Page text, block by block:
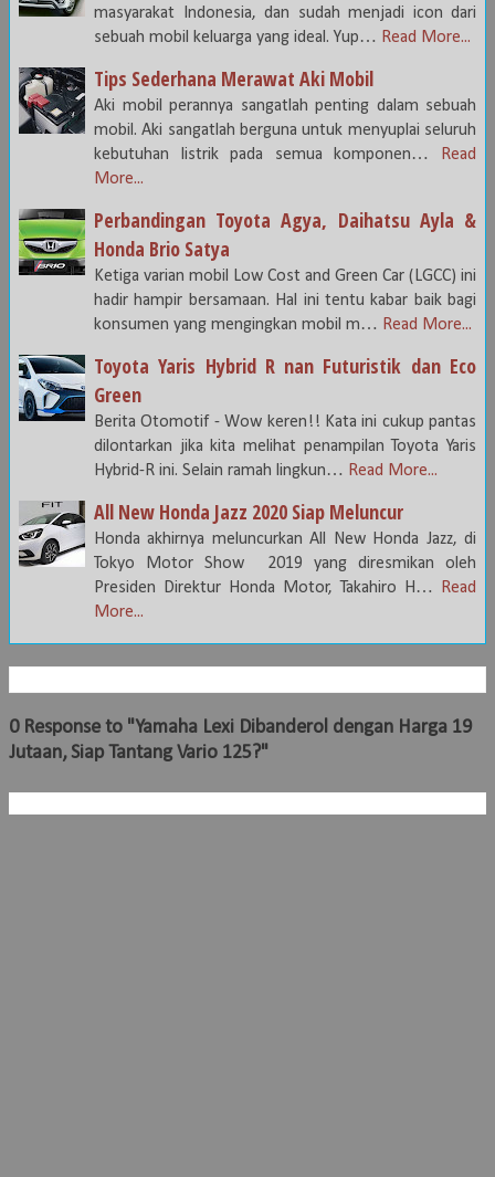
masyarakat Indonesia, dan sudah menjadi icon dari
sebuah mobil keluarga yang ideal. Yup… Read More...
Tips Sederhana Merawat Aki Mobil
Aki mobil perannya sangatlah penting dalam sebuah
mobil. Aki sangatlah berguna untuk menyuplai seluruh
kebutuhan listrik pada semua komponen…
Read
More...
Perbandingan Toyota Agya, Daihatsu Ayla &
Honda Brio Satya
Ketiga varian mobil Low Cost and Green Car (LGCC) ini
hadir hampir bersamaan. Hal ini tentu kabar baik bagi
konsumen yang mengingkan mobil m… Read More...
Toyota Yaris Hybrid R nan Futuristik dan Eco
Green
Berita Otomotif - Wow keren!! Kata ini cukup pantas
dilontarkan jika kita melihat penampilan Toyota Yaris
Hybrid-R ini. Selain ramah lingkun… Read More...
All New Honda Jazz 2020 Siap Meluncur
Honda akhirnya meluncurkan All New Honda Jazz, di
Tokyo Motor Show 2019 yang diresmikan oleh
Presiden Direktur Honda Motor, Takahiro H…
Read
More...
0 Response to "Yamaha Lexi Dibanderol dengan Harga 19
Jutaan, Siap Tantang Vario 125?"